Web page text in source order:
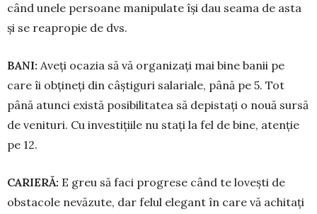
când unele persoane manipulate își dau seama de asta
și se reapropie de dvs.
BANI: Aveți ocazia să vă organizați mai bine banii pe
care îi obțineți din câștiguri sa­lariale, până pe 5. Tot
până atunci există posibi­litatea să depistați o nouă sursă
de venituri. Cu in­vestițiile nu stați la fel de bine, atenție
pe 12.
CARIERĂ: E greu să faci progrese când te lo­vești de
obstacole nevăzute, dar fe­lul elegant în care vă achitați